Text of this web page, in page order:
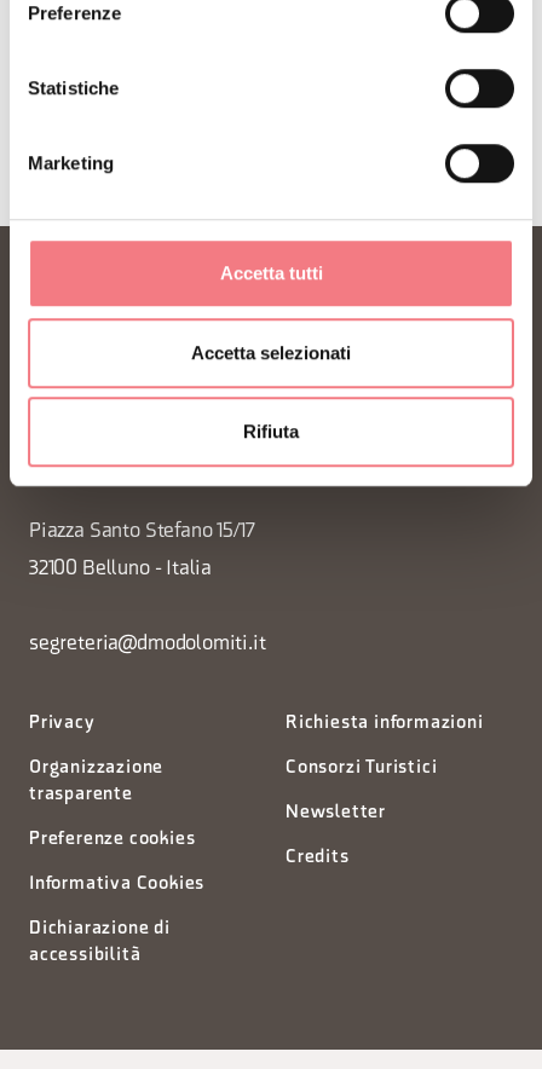
Preferenze
Statistiche
Marketing
Accetta tutti
Accetta selezionati
Rifiuta
ISCRIVITI ALLA NEWSLETTER
Piazza Santo Stefano 15/17
32100 Belluno - Italia
segreteria@dmodolomiti.it
Privacy
Organizzazione
trasparente
Preferenze cookies
Informativa Cookies
Dichiarazione di
accessibilità
Richiesta informazioni
Consorzi Turistici
Newsletter
Credits